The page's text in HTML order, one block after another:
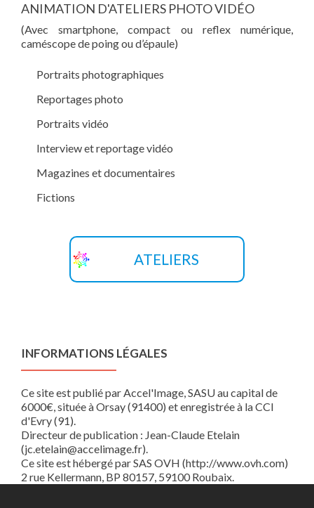
ANIMATION D'ATELIERS PHOTO VIDÉO
(Avec smartphone, compact ou reflex numérique,
caméscope de poing ou d’épaule)
Portraits photographiques
Reportages photo
Portraits vidéo
Interview et reportage vidéo
Magazines et documentaires
Fictions
ATELIERS
INFORMATIONS LÉGALES
Ce site est publié par Accel'Image, SASU au capital de
6000€, située à Orsay (91400) et enregistrée à la CCI
d'Evry (91).
Directeur de publication : Jean-Claude Etelain
(jc.etelain@accelimage.fr).
Ce site est hébergé par SAS OVH (http://www.ovh.com)
2 rue Kellermann, BP 80157, 59100 Roubaix.